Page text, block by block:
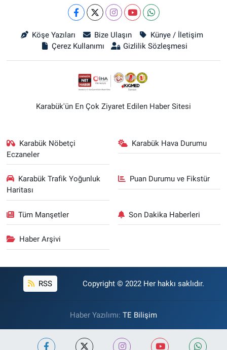
Köşe Yazıları Bize Ulaşın
Künye / İletişim
Çerez Kullanımı
Gizlilik Sözleşmesi
Karabük'ün En Çok Ziyaret Edilen Haber Sitesi
Karabük Nöbetçi
Eczaneler
Karabük Hava Durumu
Karabük Trafik Yoğunluk
Haritası
Puan Durumu ve Fikstür
Tüm Manşetler Son Dakika Haberleri
Haber Arşivi
RSS Copyright © 2022 Her hakkı saklıdır.
Haber Yazılımı: TE Bilişim